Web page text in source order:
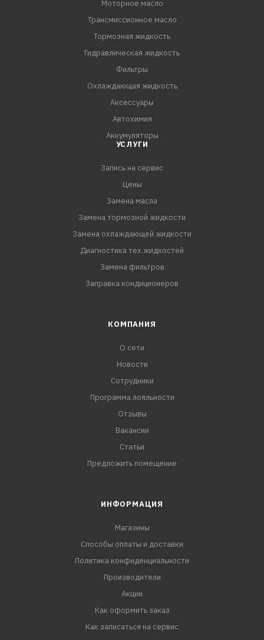
защиту даже в условиях повышенных нагрузок.
- Способствует уменьшению расхода топлива.
СПЕЦИФИКАЦИИ:
Моторное масло
Трансмиссионное масло
Тормозная жидкость
Гидравлическая жидкость
Фильтры
Охлаждающая жидкость
Аксессуары
Автохимия
Аккумуляторы
УСЛУГИ
Запись на сервис
Цены
Замена масла
Замена тормозной жидкости
Замена охлаждающей жидкости
Диагностика тех.жидкостей
Замена фильтров
Заправка кондиционеров
КОМПАНИЯ
О сети
Новости
Сотрудники
Программа лояльности
Отзывы
Вакансии
Статьи
Предложить помещение
ИНФОРМАЦИЯ
Магазины
Способы оплаты и доставки
Политика конфиденциальности
Производители
Акции
Как оформить заказ
Как записаться на сервис